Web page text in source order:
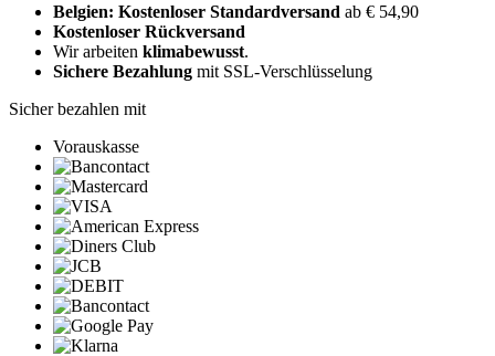
Belgien: Kostenloser Standardversand ab € 54,90
Kostenloser Rückversand
Wir arbeiten klimabewusst.
Sichere Bezahlung mit SSL-Verschlüsselung
Sicher bezahlen mit
Vorauskasse